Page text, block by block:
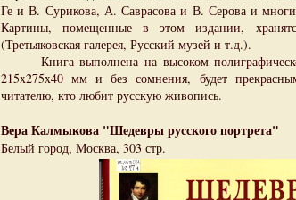
Ге и В. Сурикова, А. Саврасова и В. Серова и
Картины, помещенные в этом издании,
(Третьяковская галерея, Русский музей и т.д.).
Книга выполнена на высоком
215x275x40 мм и без сомнения, будет
читателю, кто любит русскую живопись.
Вера Калмыкова "Шедевры русского портрета"
Белый город, Москва, 303 стр.